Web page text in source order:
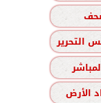
التحرير
الأرض